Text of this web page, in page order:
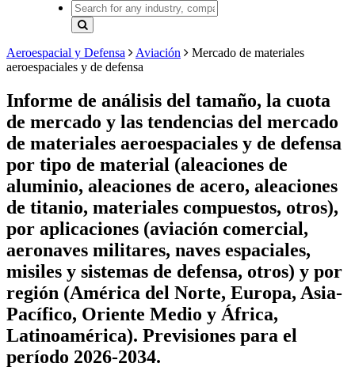
Aeroespacial y Defensa Aviación
Mercado de materiales
aeroespaciales y de defensa
Informe de análisis del tamaño, la cuota
de mercado y las tendencias del mercado
de materiales aeroespaciales y de defensa
por tipo de material (aleaciones de
aluminio, aleaciones de acero, aleaciones
de titanio, materiales compuestos, otros),
por aplicaciones (aviación comercial,
aeronaves militares, naves espaciales,
misiles y sistemas de defensa, otros) y por
región (América del Norte, Europa, Asia-
Pacífico, Oriente Medio y África,
Latinoamérica). Previsiones para el
período 2026-2034.